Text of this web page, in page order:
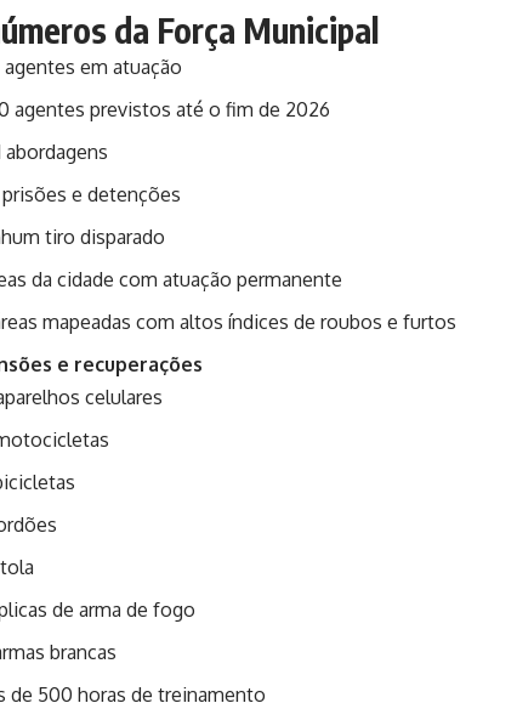
da Força Municipal
em atuação
agentes previstos até o fim de 2026
abordagens
e detenções
tiro disparado
da cidade com atuação permanente
mapeadas com altos índices de roubos e furtos
e recuperações
celulares
de arma de fogo
brancas
de 500 horas de treinamento